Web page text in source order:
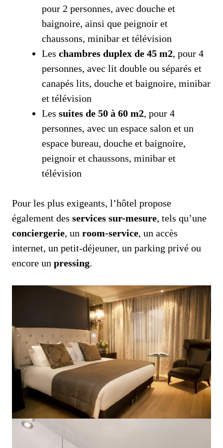
pour 2 personnes, avec douche et
baignoire, ainsi que peignoir et
chaussons, minibar et télévision
Les chambres duplex de 45 m2, pour 4
personnes, avec lit double ou séparés et
canapés lits, douche et baignoire, minibar
et télévision
Les suites de 50 à 60 m2, pour 4
personnes, avec un espace salon et un
espace bureau, douche et baignoire,
peignoir et chaussons, minibar et
télévision
Pour les plus exigeants, l’hôtel propose
également des services sur-mesure, tels qu’une
conciergerie, un room-service, un accès
internet, un petit-déjeuner, un parking privé ou
encore un pressing.